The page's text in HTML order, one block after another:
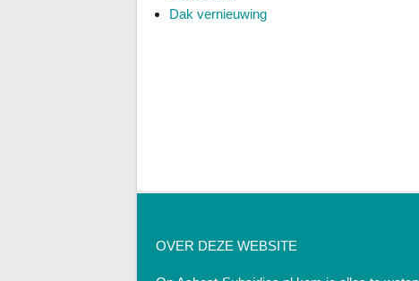
Dak vernieuwing
OVER DEZE WEBSITE